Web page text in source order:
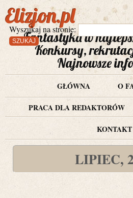
Wyszukaj na stronie:
Elizjon.pl
Fantastyka w
Konkursy,
Najnowsze
GŁÓWNA
O
PRACA DLA REDAKTORÓW
KONTAKT
LIPIEC,